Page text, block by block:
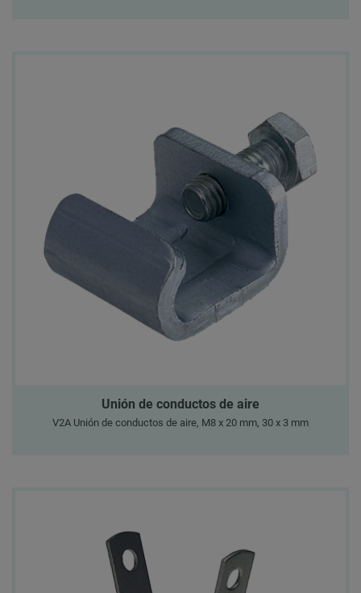
Unión de conductos de aire
V2A Unión de conductos de aire, M8 x 20 mm, 30 x 3 mm